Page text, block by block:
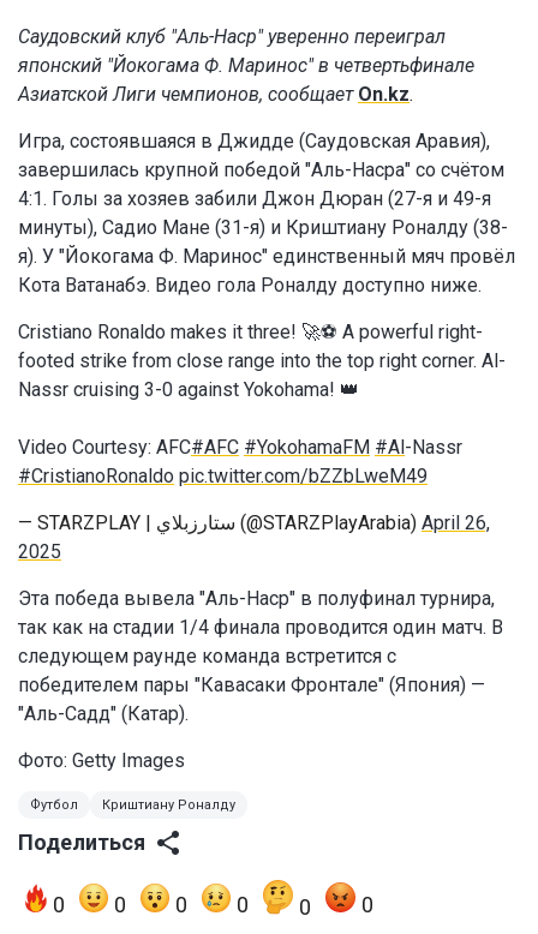
Саудовский клуб "Аль-Наср" уверенно переиграл
японский "Йокогама Ф. Маринос" в четвертьфинале
Азиатской Лиги чемпионов, сообщает On.kz.
Игра, состоявшаяся в Джидде (Саудовская Аравия),
завершилась крупной победой "Аль-Насра" со счётом
4:1. Голы за хозяев забили Джон Дюран (27-я и 49-я
минуты), Садио Мане (31-я) и Криштиану Роналду (38-
я). У "Йокогама Ф. Маринос" единственный мяч провёл
Кота Ватанабэ. Видео гола Роналду доступно ниже.
Cristiano Ronaldo makes it three! 🚀⚽ A powerful right-
footed strike from close range into the top right corner. Al-
Nassr cruising 3-0 against Yokohama! 👑
Video Courtesy: AFC#AFC #YokohamaFM #Al -Nassr
#CristianoRonaldo pic.twitter.com/bZZbLweM49
— STARZPLAY | ستارزبلاي (@STARZPlayArabia) April 26,
2025
Эта победа вывела "Аль-Наср" в полуфинал турнира,
так как на стадии 1/4 финала проводится один матч. В
следующем раунде команда встретится с
победителем пары "Кавасаки Фронтале" (Япония) —
"Аль-Садд" (Катар).
Фото: Getty Images
Футбол Криштиану Роналду
Поделиться
0 0 0 0 0 0